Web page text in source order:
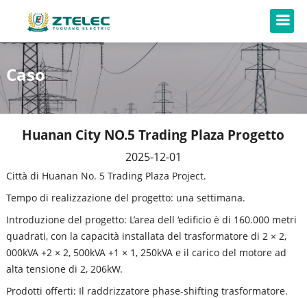
Caso
Huanan City NO.5 Trading Plaza Progetto
2025-12-01
Città di Huanan No. 5 Trading Plaza Project.
Tempo di realizzazione del progetto: una settimana.
Introduzione del progetto: L’area dell ‘edificio è di 160.000 metri
quadrati, con la capacità installata del trasformatore di 2 × 2,
000kVA +2 × 2, 500kVA +1 × 1, 250kVA e il carico del motore ad
alta tensione di 2, 206kW.
Prodotti offerti: Il raddrizzatore phase-shifting trasformatore.